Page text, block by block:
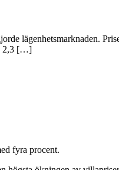
lägenhetsmarknaden.
2,3 […]
fyra procent.